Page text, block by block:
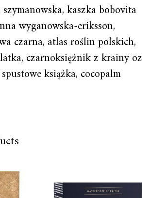
kaszka bobovita
wyganowska-eriksson,
czarna, atlas roślin polskich,
czarnoksiężnik z krainy oz
książka, cocopalm